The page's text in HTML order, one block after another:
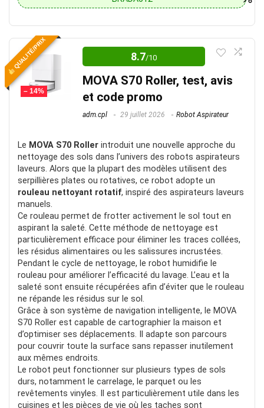
Actuellement en test
Actuellement en test
Actuellement en test
QUALITÉ/PRIX
– 14%
8.7/10
MOVA S70 Roller, test, avis
et code promo
adm.cpl 29 juillet 2026 Robot Aspirateur
Le MOVA S70 Roller introduit une nouvelle approche du
nettoyage des sols dans l’univers des robots aspirateurs
laveurs. Alors que la plupart des modèles utilisent des
serpillières plates ou rotatives, ce robot adopte un
rouleau nettoyant rotatif, inspiré des aspirateurs laveurs
manuels.
Ce rouleau permet de frotter activement le sol tout en
aspirant la saleté. Cette méthode de nettoyage est
particulièrement efficace pour éliminer les traces collées,
les résidus alimentaires ou les salissures incrustées.
Pendant le cycle de nettoyage, le robot humidifie le
rouleau pour améliorer l’efficacité du lavage. L’eau et la
saleté sont ensuite récupérées afin d’éviter que le rouleau
ne répande les résidus sur le sol.
Grâce à son système de navigation intelligente, le MOVA
S70 Roller est capable de cartographier la maison et
d’optimiser ses déplacements. Il adapte son parcours
pour couvrir toute la surface sans repasser inutilement
aux mêmes endroits.
Le robot peut fonctionner sur plusieurs types de sols
durs, notamment le carrelage, le parquet ou les
revêtements vinyles. Il est particulièrement utile dans les
cuisines et les pièces de vie où les taches sont